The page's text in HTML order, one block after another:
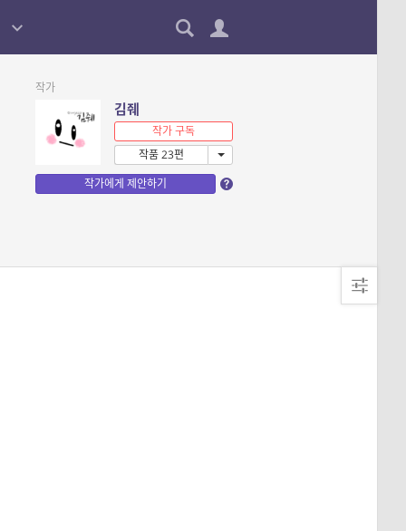
작가
김줴
작가 구독
작품 23편
작가에게 제안하기